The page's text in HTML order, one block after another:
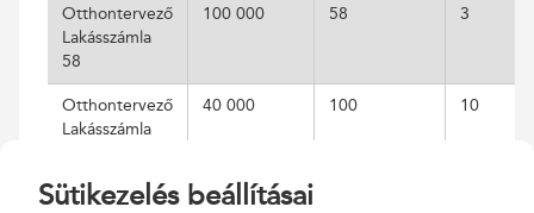
Otthontervező
Lakásszámla
58
100 000 58 3
Otthontervező
Lakásszámla
40 000 100 10
Otthontervező
100 000
Sütikezelés beállításai